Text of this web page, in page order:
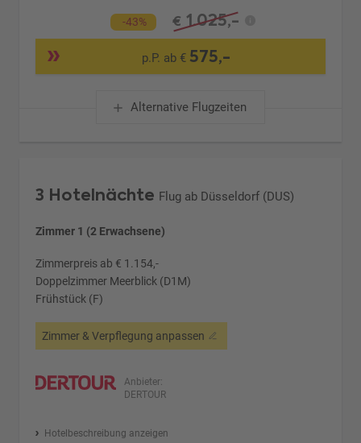
-43% € 1.025,-
p.P. ab € 575,-
Alternative Flugzeiten
3 Hotelnächte Flug ab Düsseldorf (DUS)
Zimmer 1 (2 Erwachsene)
Zimmerpreis ab € 1.154,-
Doppelzimmer Meerblick (D1M)
Frühstück (F)
Zimmer & Verpflegung anpassen
Anbieter:
DERTOUR
Hotelbeschreibung anzeigen